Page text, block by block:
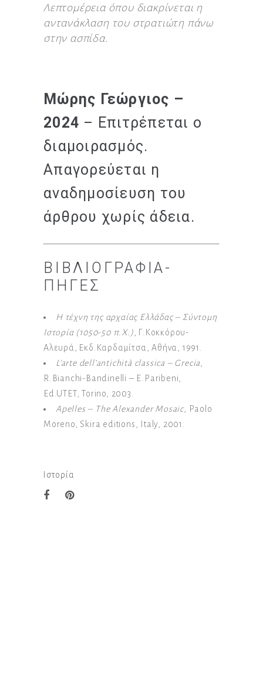
Λεπτομέρεια όπου διακρίνεται η
αντανάκλαση του στρατιώτη πάνω
στην ασπίδα.
Μώρης Γεώργιος –
2024 – Επιτρέπεται ο
διαμοιρασμός.
Απαγορεύεται η
αναδημοσίευση του
άρθρου χωρίς άδεια.
ΒΙΒΛΙΟΓΡΑΦΊΑ-
ΠΗΓΈΣ
Η τέχνη της αρχαίας Ελλάδας – Σύντομη
Ιστορία (1050-50 π.Χ.), Γ.Κοκκόρου-
Αλευρά, Εκδ.Καρδαμίτσα, Αθήνα, 1991.
L’arte dell’antichità classica – Grecia,
R.Bianchi-Bandinelli – E.Paribeni,
Ed.UTET, Torino, 2003.
Apelles – The Alexander Mosaic, Paolo
Moreno, Skira editions, Italy, 2001.
Ιστορία